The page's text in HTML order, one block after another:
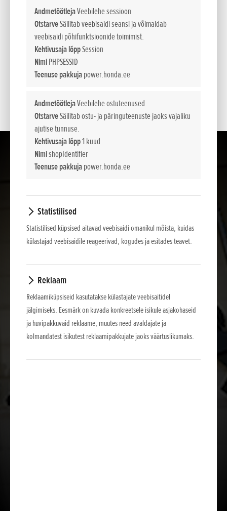
AndmetöötlejaVeebilehe sessioon
OtstarveSäilitab veebisaidi seansi ja võimaldab
veebisaidi põhifunktsioonide toimimist.
Kehtivusaja lõppSession
NimiPHPSESSID
Teenuse pakkujapower.honda.ee
AndmetöötlejaVeebilehe ostuteenused
OtstarveSäilitab ostu- ja päringuteenuste jaoks vajaliku
ajutise tunnuse.
Kehtivusaja lõpp1 kuud
NimishopIdentifier
Teenuse pakkujapower.honda.ee
Statistilised
Statistilised küpsised aitavad veebisaidi omanikul mõista, kuidas
külastajad veebisaidile reageerivad, kogudes ja esitades teavet.
Reklaam
Reklaamiküpsiseid kasutatakse külastajate veebisaitidel
jälgimiseks. Eesmärk on kuvada konkreetsele isikule asjakohaseid
ja huvipakkuvaid reklaame, muutes need avaldajate ja
kolmandatest isikutest reklaamipakkujate jaoks väärtuslikumaks.
Servalõikur SSET E
Servalõikur
Meie servalõikuriga on murule kena välimuse andmine
lapsemäng. Lõikur on valmistatud vastupidavast ning
kulumiskindlast metallist. See töötab laitmatult, Teid kunagi